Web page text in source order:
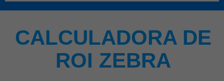
CALCULADORA DE
ROI ZEBRA